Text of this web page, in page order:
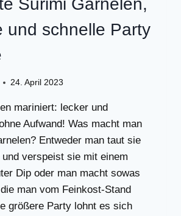
Surimi Garnelen,
und schnelle Party
24. April 2023
mariniert: lecker und
Aufwand! Was macht man
Entweder man taut sie
verspeist sie mit einem
Dip oder man macht sowas
man vom Feinkost-Stand
größere Party lohnt es sich